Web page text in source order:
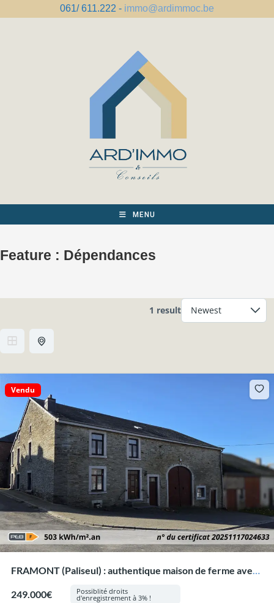
061/ 611.222 - immo@ardimmoc.be
MENU
Feature : Dépendances
1 result
Vendu
FRAMONT (Paliseul) : authentique maison de ferme avec
249.000€
Possiblité droits
d'enregistrement à 3% !